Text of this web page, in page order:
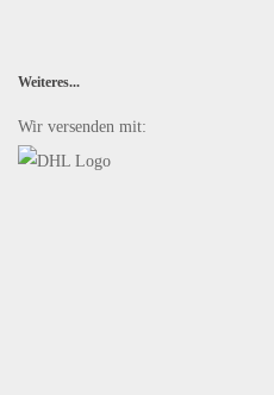
Weiteres...
Wir versenden mit: